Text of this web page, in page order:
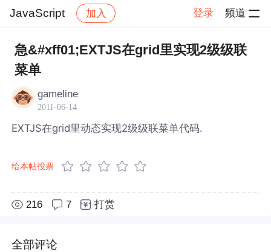
JavaScript 加入 登录 频道
社区 JavaScript 帖子详情
急&#xff01;EXTJS在grid里实现2级级联
菜单
gameline
2011-06-14
EXTJS在grid里动态实现2级级联菜单代码.
给本帖投票
216 7 打赏
全部评论